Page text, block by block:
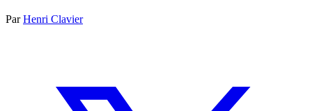
ParHenri Clavier